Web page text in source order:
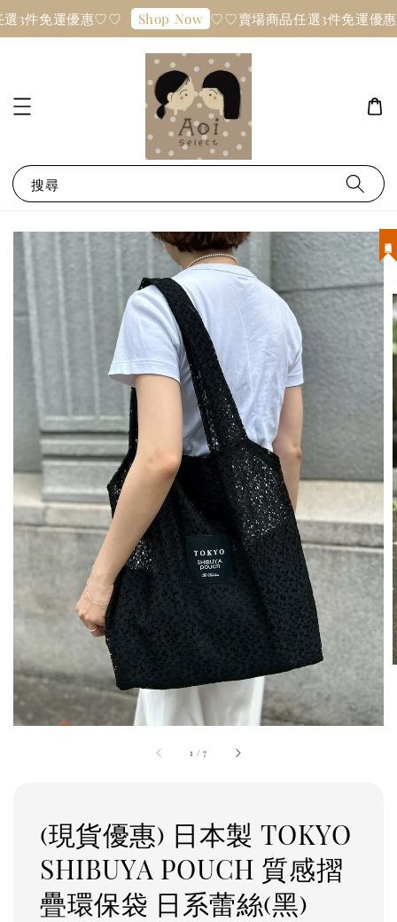
3件免運優惠♡♡ Shop Now ♡♡賣場商品任選3件免運優
搜尋
1 /7
(現貨優惠) 日本製 TOKYO
SHIBUYA POUCH 質感摺
疊環保袋 日系蕾絲(黑)